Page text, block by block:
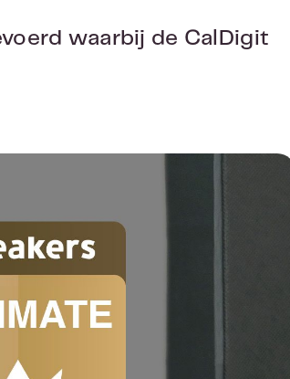
waarbij de CalDigit